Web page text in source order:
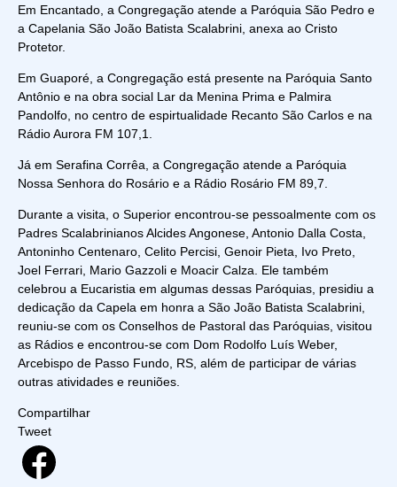
Em Encantado, a Congregação atende a Paróquia São Pedro e
a Capelania São João Batista Scalabrini, anexa ao Cristo
Protetor.
Em Guaporé, a Congregação está presente na Paróquia Santo
Antônio e na obra social Lar da Menina Prima e Palmira
Pandolfo, no centro de espirtualidade Recanto São Carlos e na
Rádio Aurora FM 107,1.
Já em Serafina Corrêa, a Congregação atende a Paróquia
Nossa Senhora do Rosário e a Rádio Rosário FM 89,7.
Durante a visita, o Superior encontrou-se pessoalmente com os
Padres Scalabrinianos Alcides Angonese, Antonio Dalla Costa,
Antoninho Centenaro, Celito Percisi, Genoir Pieta, Ivo Preto,
Joel Ferrari, Mario Gazzoli e Moacir Calza. Ele também
celebrou a Eucaristia em algumas dessas Paróquias, presidiu a
dedicação da Capela em honra a São João Batista Scalabrini,
reuniu-se com os Conselhos de Pastoral das Paróquias, visitou
as Rádios e encontrou-se com Dom Rodolfo Luís Weber,
Arcebispo de Passo Fundo, RS, além de participar de várias
outras atividades e reuniões.
Compartilhar
Tweet